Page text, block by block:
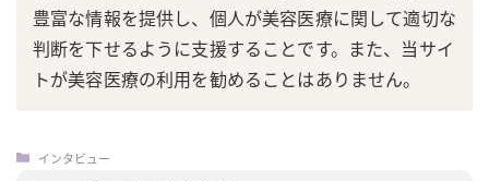
豊富な情報を提供し、個人が美容医療に関して適切な
判断を下せるように支援することです。また、当サイ
トが美容医療の利用を勧めることはありません。
インタビュー